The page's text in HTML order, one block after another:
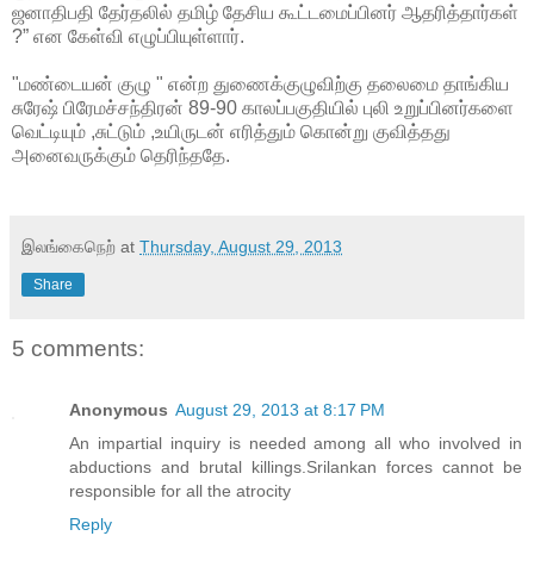
ஜனாதிபதி தேர்தலில் தமிழ் தேசிய கூட்டமைப்பினர் ஆதரித்தார்கள்
?” என கேள்வி எழுப்பியுள்ளார்.
"மண்டையன் குழு " என்ற துணைக்குழுவிற்கு தலைமை தாங்கிய
சுரேஷ் பிரேமச்சந்திரன் 89-90 காலப்பகுதியில் புலி உறுப்பினர்களை
வெட்டியும் ,சுட்டும் ,உயிருடன் எரித்தும் கொன்று குவித்தது
அனைவருக்கும் தெரிந்ததே.
இலங்கைநெற் at Thursday, August 29, 2013
Share
5 comments:
Anonymous August 29, 2013 at 8:17 PM
An impartial inquiry is needed among all who involved in
abductions and brutal killings.Srilankan forces cannot be
responsible for all the atrocity
Reply